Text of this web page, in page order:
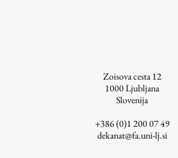
Zoisova cesta 12
1000Ljubljana
Slovenija
+386 (0)1 200 07 49
dekanat@fa.uni-lj.si